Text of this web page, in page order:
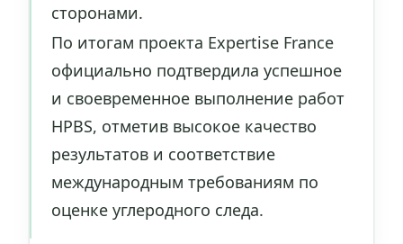
сторонами.
По итогам проекта Expertise France
официально подтвердила успешное
и своевременное выполнение работ
HPBS, отметив высокое качество
результатов и соответствие
международным требованиям по
оценке углеродного следа.